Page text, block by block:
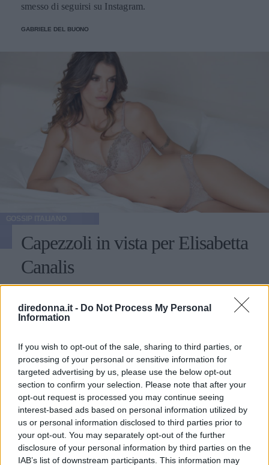
diredonna.it - Do Not Process My Personal
Information
If you wish to opt-out of the sale, sharing to third parties, or
processing of your personal or sensitive information for
targeted advertising by us, please use the below opt-out
section to confirm your selection. Please note that after your
opt-out request is processed you may continue seeing
interest-based ads based on personal information utilized by
us or personal information disclosed to third parties prior to
your opt-out. You may separately opt-out of the further
disclosure of your personal information by third parties on the
IAB’s list of downstream participants. This information may
smesso di seguirsi su Instagram.
GABRIELE DEL BUONO
Capezzoli in vista per Elisabetta
Canalis
più mondani dell'anno: il ballo delle debuttanti nella
nobilissima Vienna. Protagonista è Elisabetta Canalis,
miliardario Richard Siegfried. Location d'eccezione di
questo rinomato appuntamento del carnevale austriaco
è l'Opera House Ball. Per l'occasione erano presenti i
personaggi più importanti dell'alta società che hanno
sfoggiato lustrini, luccichii e abiti eleganti da gran serata.
La bella Elisabetta Canalis non è passata di certo
inosservata e, fasciata in un lungo abito rosso, si è lanciata
nelle danze. Un piccolo inconveniente ha però attirato
l'attenzione di tutti. Mentre si scatenava con il patron della
Può interessarti anche